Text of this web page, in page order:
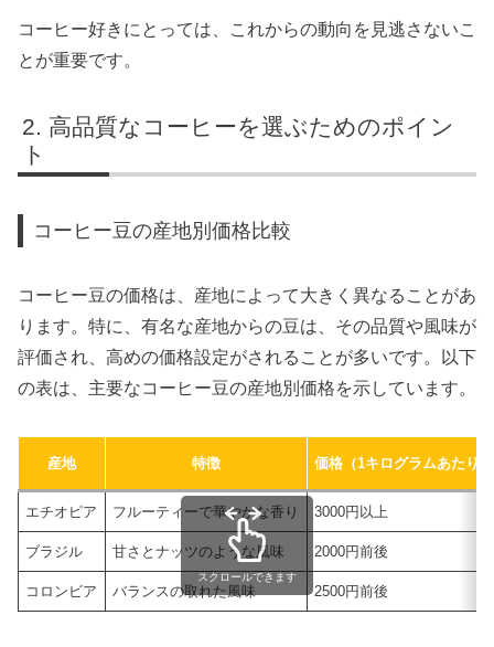
コーヒー好きにとっては、これからの動向を見逃さないこ
とが重要です。
高品質なコーヒーを選ぶためのポイン
ト
コーヒー豆の産地別価格比較
コーヒー豆の価格は、産地によって大きく異なることがあ
ります。特に、有名な産地からの豆は、その品質や風味が
評価され、高めの価格設定がされることが多いです。以下
の表は、主要なコーヒー豆の産地別価格を示しています。
産地 特徴 価格（1キログラムあたり）
エチオピア フルーティーで華やかな香り 3000円以上
ブラジル 甘さとナッツのような風味 2000円前後
コロンビア バランスの取れた風味 2500円前後
スクロールできます